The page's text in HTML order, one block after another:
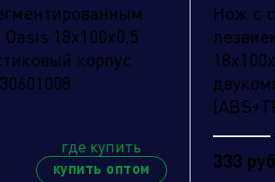
18х100х0,5
корпус
где купить
купить оптом
Нож с
333